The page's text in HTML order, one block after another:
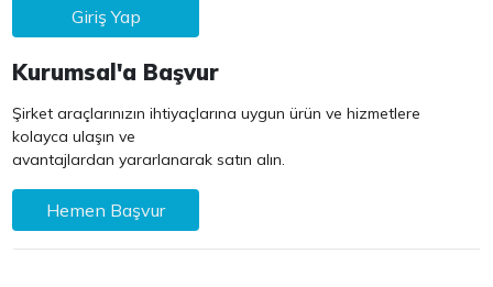
Giriş Yap
Kurumsal'a Başvur
Şirket araçlarınızın ihtiyaçlarına uygun ürün ve hizmetlere
kolayca ulaşın ve
avantajlardan yararlanarak satın alın.
Hemen Başvur